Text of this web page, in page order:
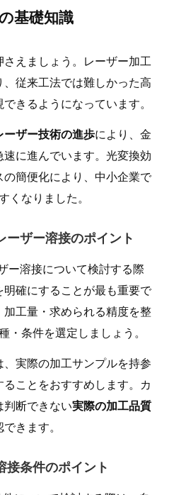
基礎知識
えましょう。レーザー加工
従来工法では難しかった高
きるようになっています。
ーザー技術の進歩により、金
に進んでいます。光変換効
簡便化により、中小企業で
くなりました。
ザー溶接のポイント
ー溶接について検討する際
確にすることが最も重要で
工量・求められる精度を整
・条件を選定しましょう。
実際の加工サンプルを持参
ことをおすすめします。カ
判断できない実際の加工品質
きます。
条件のポイント